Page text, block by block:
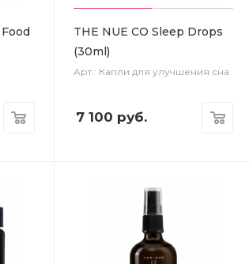
THE NUE CO Sleep Drops
(30ml)
Арт.: Капли для улучшения сна
7 100 руб.